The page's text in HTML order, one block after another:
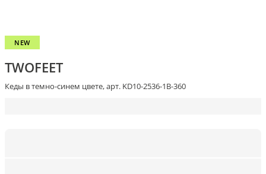
NEW
TWOFEET
Кеды в темно-синем цвете, арт. KD10-2536-1B-360